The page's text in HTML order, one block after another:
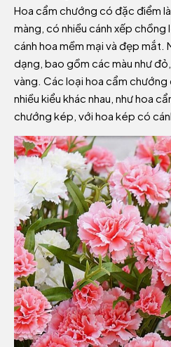
Hoa cẩm chướng có đặc điểm
màng, có nhiều cánh xếp chồng
cánh hoa mềm mại và đẹp mắt.
dạng, bao gồm các màu như
vàng. Các loại hoa cẩm chướng
nhiều kiểu khác nhau, như hoa
chướng kép, với hoa kép có